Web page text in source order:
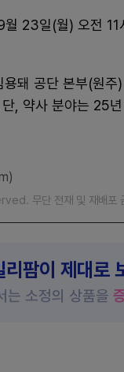
23일(월) 오전 11
돼 공단 본부(원
, 약사 분야는 25
무단 전재 및 재배포
팜이 제대로
는 소정의 상품을